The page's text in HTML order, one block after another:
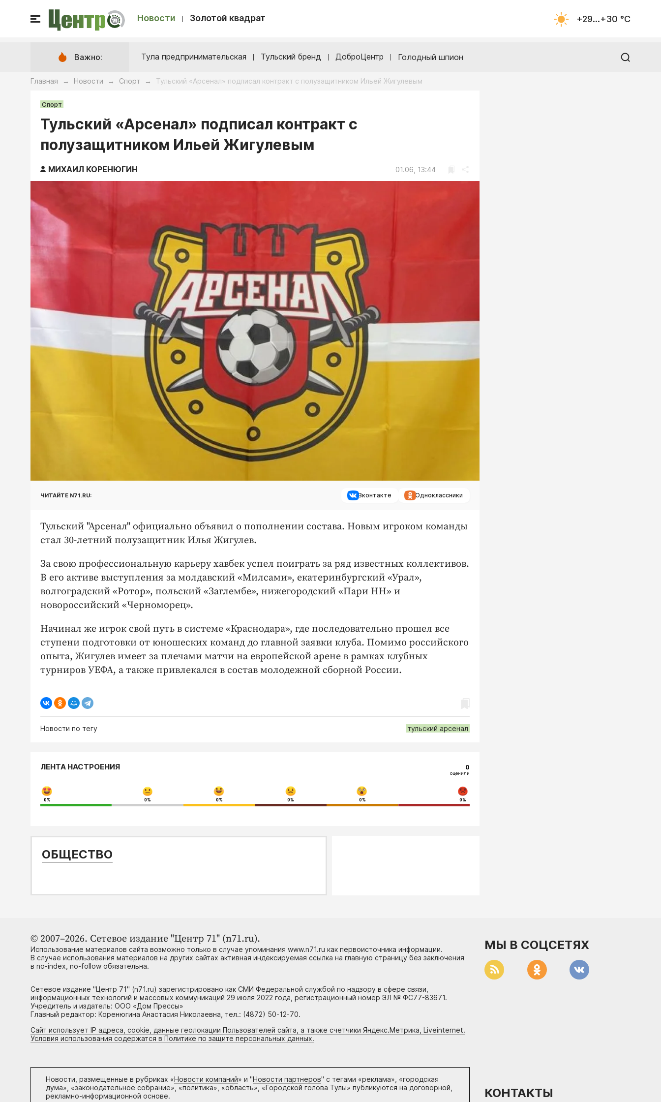
Новости Золотой квадрат +29...+30 °С
Важно: Тула предпринимательская Тульский бренд ДоброЦентр Голодный шпион
Главная → Новости → Спорт → Тульский «Арсенал» подписал контракт с полузащитником Ильей Жигулевым
Спорт
Тульский «Арсенал» подписал контракт с
полузащитником Ильей Жигулевым
МИХАИЛ КОРЕНЮГИН 01.06, 13:44
ЧИТАЙТЕ N71.RU: Вконтакте Одноклассники
Тульский "Арсенал" официально объявил о пополнении состава. Новым игроком команды
стал 30-летний полузащитник Илья Жигулев.
За свою профессиональную карьеру хавбек успел поиграть за ряд известных коллективов.
В его активе выступления за молдавский «Милсами», екатеринбургский «Урал»,
волгоградский «Ротор», польский «Заглембе», нижегородский «Пари НН» и
новороссийский «Черноморец».
Начинал же игрок свой путь в системе «Краснодара», где последовательно прошел все
ступени подготовки от юношеских команд до главной заявки клуба. Помимо российского
опыта, Жигулев имеет за плечами матчи на европейской арене в рамках клубных
турниров УЕФА, а также привлекался в состав молодежной сборной России.
Новости по тегу тульский арсенал
ЛЕНТА НАСТРОЕНИЯ 0
оценили
0% 0% 0% 0% 0% 0%
ОБЩЕСТВО
© 2007–2026. Сетевое издание "Центр 71" (n71.ru).
Использование материалов сайта возможно только в случае упоминания www.n71.ru как первоисточника информации.
В случае использования материалов на других сайтах активная индексируемая ссылка на главную страницу без заключения
в no-index, no-follow обязательна.
Сетевое издание "Центр 71" (n71.ru) зарегистрировано как СМИ Федеральной службой по надзору в сфере связи,
информационных технологий и массовых коммуникаций 29 июля 2022 года, регистрационный номер ЭЛ № ФС77-83671.
Учредитель и издатель: ООО «Дом Прессы»
Главный редактор: Коренюгина Анастасия Николаевна, тел.: (4872) 50-12-70.
Сайт использует IP адреса, cookie, данные геолокации Пользователей сайта, а также счетчики Яндекс.Метрика, Liveinternet.
Условия использования содержатся в Политике по защите персональных данных.
Новости, размещенные в рубриках «Новости компаний» и "Новости партнеров" с тегами «реклама», «городская
дума», «законодательное собрание», «политика», «область», «Городской голова Тулы» публикуются на договорной,
рекламно-информационной основе.
МЫ В СОЦСЕТЯХ
КОНТАКТЫ